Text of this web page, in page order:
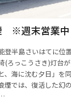
※週末営業中
登半島さいはてに位
(ろっこうさき)灯台が
、海に沈む夕日」を
煙では、復活した幻